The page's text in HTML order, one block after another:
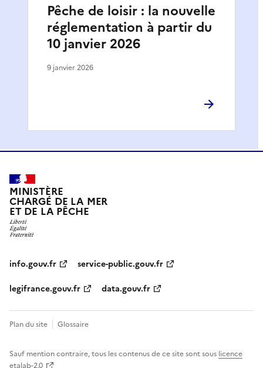
Pêche de loisir : la nouvelle
réglementation à partir du
10 janvier 2026
9 janvier 2026
MINISTÈRE
CHARGÉ DE LA MER
ET DE LA PÊCHE
info.gouv.fr
service-public.gouv.fr
legifrance.gouv.fr
data.gouv.fr
Plan du site Glossaire
Sauf mention contraire, tous les contenus de ce site sont sous licence
etalab-2.0